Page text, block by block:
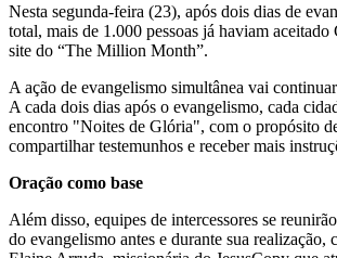
Nesta segunda-feira (23), após dois dias de
total, mais de 1.000 pessoas já haviam
site do “The Million Month”.
A ação de evangelismo simultânea vai
A cada dois dias após o evangelismo, cada
encontro "Noites de Glória", com o propósito
compartilhar testemunhos e receber mais
Oração como base
Além disso, equipes de intercessores se
do evangelismo antes e durante sua realização,